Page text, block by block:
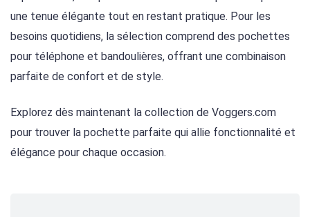
une tenue élégante tout en restant pratique. Pour les
besoins quotidiens, la sélection comprend des pochettes
pour téléphone et bandoulières, offrant une combinaison
parfaite de confort et de style.
Explorez dès maintenant la collection de Voggers.com
pour trouver la pochette parfaite qui allie fonctionnalité et
élégance pour chaque occasion.